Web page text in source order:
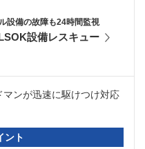
設備の故障も24時間監視
設備レスキュー
ンが迅速に駆けつけ対応
ント